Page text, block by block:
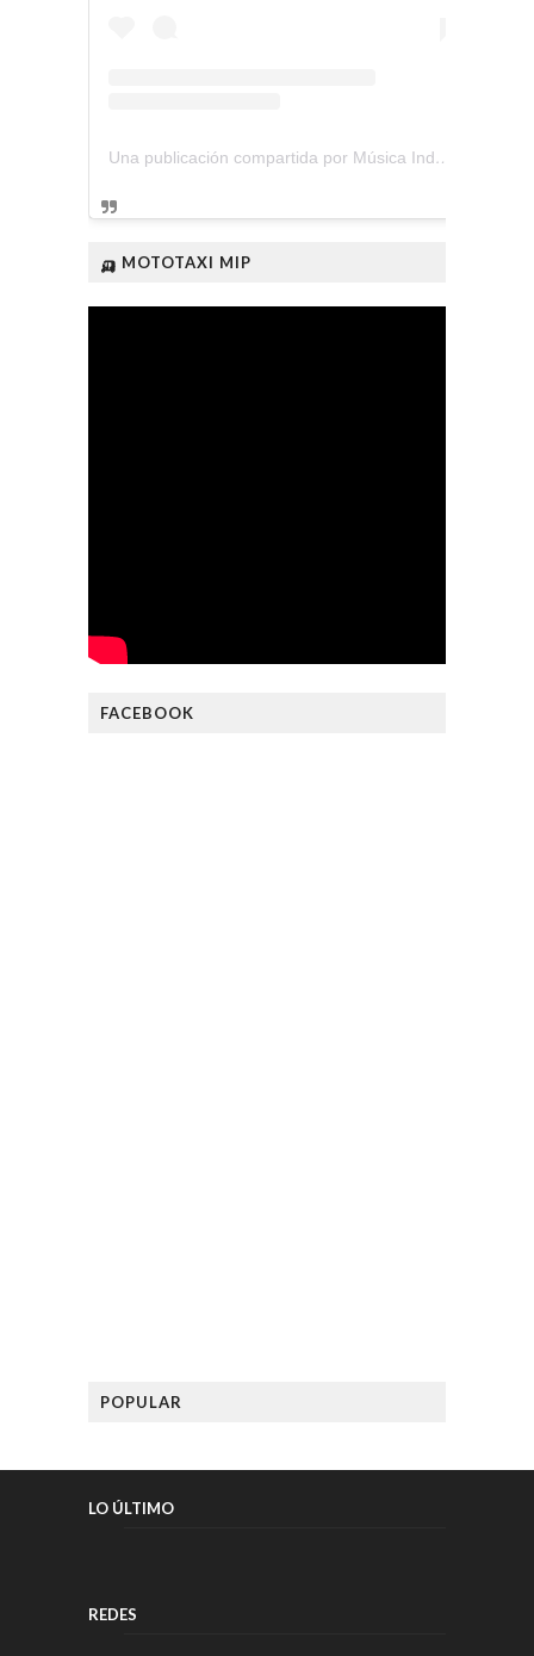
Una publicación compartida por Música Independiente Perú 🇵🇪 (@musica.independiente.peru)
🛺 MOTOTAXI MIP
FACEBOOK
POPULAR
LO ÚLTIMO
REDES